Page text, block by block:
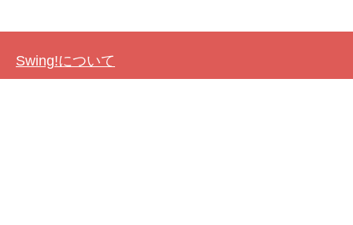
Swing!について